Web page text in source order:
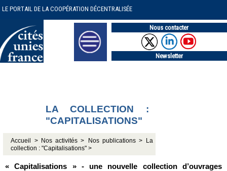
LE PORTAIL DE LA COOPÉRATION DÉCENTRALISÉE
Nous contacter
Newsletter
LA COLLECTION :
"CAPITALISATIONS"
Accueil > Nos activités > Nos publications >
La
collection : "Capitalisations" >
« Capitalisations » - une nouvelle collection d’ouvrages